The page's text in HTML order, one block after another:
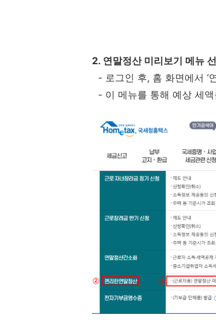
2. 연말정산 미리보기 메뉴
- 로그인 후, 홈 화면에서 ‘
- 이 메뉴를 통해 예상 세